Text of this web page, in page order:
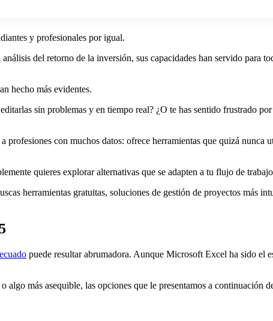
y profesionales por igual.
del retorno de la inversión, sus capacidades han servido para
hecho más evidentes.
sin problemas y en tiempo real? ¿O te has sentido frustrado
con muchos datos: ofrece herramientas que quizá nunca
quieres explorar alternativas que se adapten a tu flujo de
herramientas gratuitas, soluciones de gestión de proyectos más
puede resultar abrumadora. Aunque Microsoft Excel ha sido el
más asequible, las opciones que le presentamos a continuación